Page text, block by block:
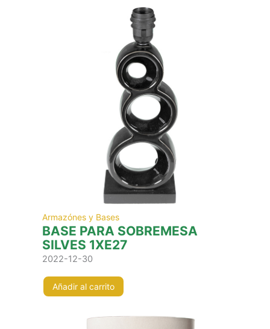
Armazónes y Bases
BASE PARA SOBREMESA
SILVES 1XE27
2022-12-30
Añadir al carrito